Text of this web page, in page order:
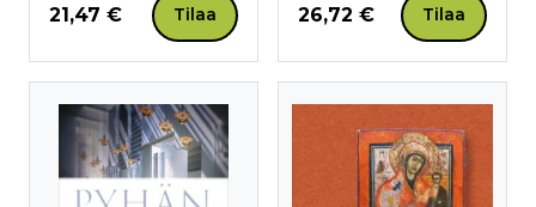
Hinta nyt
21,47 € Tilaa Hinta nyt
26,72 € Tilaa